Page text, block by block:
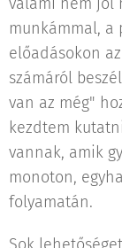
munkámmal, a
előadásokon
számáról
van az még"
kezdtem
vannak, amik
monoton,
folyamatán.